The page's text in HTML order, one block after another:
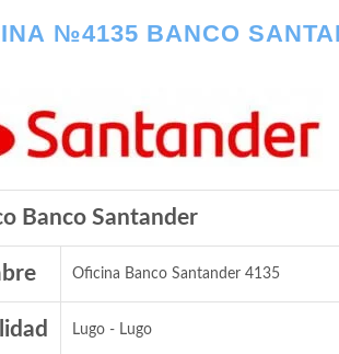
№4135 BANCO
Banco Santander
Oficina Banco Santander 4135
Lugo - Lugo